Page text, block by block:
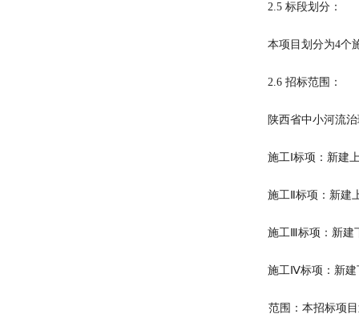
2.5 标段划分：
本项目划分为4个
2.6 招标范围：
陕西省中小河流
施工 Ⅰ标项：新建
施工 Ⅱ标项：新建
施工 Ⅲ标项：新建
施工 Ⅳ标项：新
范围：本招标项